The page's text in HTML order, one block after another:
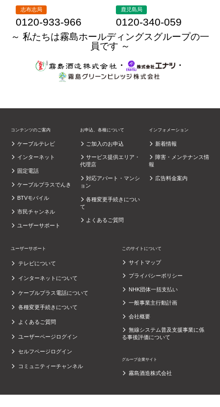
志布志局
0120-933-966
鹿児島局
0120-340-059
～ 私たちは霧島ホールディングスグループの一
員です ～
・
・
コンテンツのご案内
ケーブルテレビ
インターネット
固定電話
ケーブルプラスでんき
BTVモバイル
市民チャンネル
ユーザーサポート
お申込、各種について
ご加入のお申込
サービス提供エリア・
代理店
対応アパート・マンシ
ョン
各種変更手続きについ
て
よくあるご質問
インフォメーション
新着情報
障害・メンテナンス情
報
広告料金案内
ユーザーサポート
テレビについて
インターネットについて
ケーブルプラス電話について
各種変更手続きについて
よくあるご質問
ユーザーページログイン
セルフページログイン
コミュニティーチャンネル
このサイトについて
サイトマップ
プライバシーポリシー
NHK団体一括支払い
一般事業主行動計画
会社概要
無線システム普及支援事業に係
る事後評価について
グループ企業サイト
霧島酒造株式会社